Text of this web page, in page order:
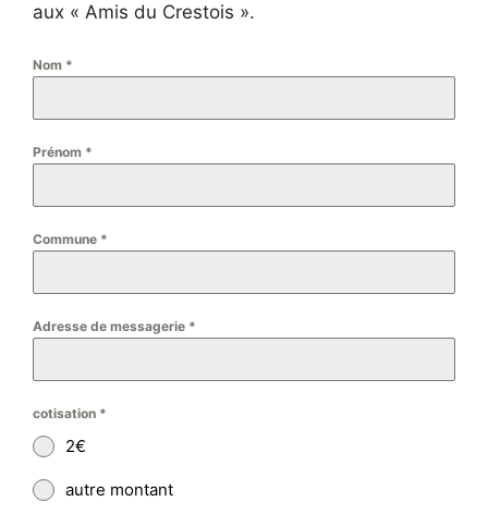
aux « Amis du Crestois ».
Nom *
Prénom *
Commune *
Adresse de messagerie *
cotisation *
2€
autre montant